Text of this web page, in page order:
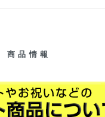
商品情報